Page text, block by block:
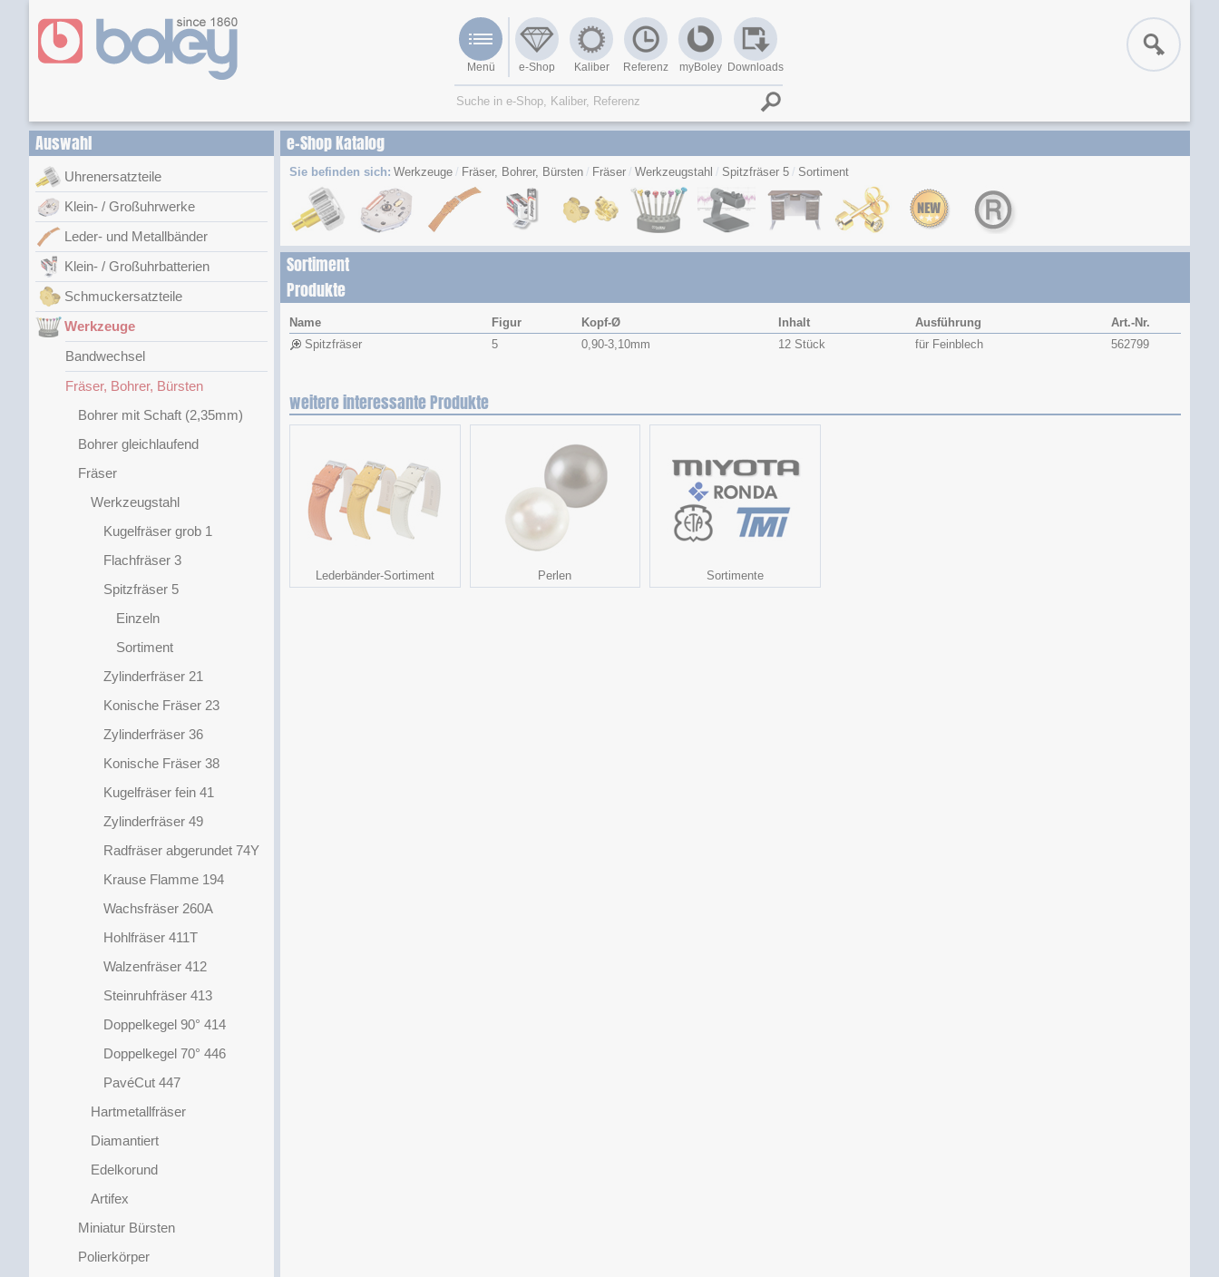
Menü e-Shop Kaliber Referenz myBoley Downloads
Auswahl
Uhrenersatzteile
Klein- / Großuhrwerke
Leder- und Metallbänder
Klein- / Großuhrbatterien
Schmuckersatzteile
Werkzeuge
Bandwechsel
Fräser, Bohrer, Bürsten
Bohrer mit Schaft (2,35mm)
Bohrer gleichlaufend
Fräser
Werkzeugstahl
Kugelfräser grob 1
Flachfräser 3
Spitzfräser 5
Einzeln
Sortiment
Zylinderfräser 21
Konische Fräser 23
Zylinderfräser 36
Konische Fräser 38
Kugelfräser fein 41
Zylinderfräser 49
Radfräser abgerundet 74Y
Krause Flamme 194
Wachsfräser 260A
Hohlfräser 411T
Walzenfräser 412
Steinruhfräser 413
Doppelkegel 90° 414
Doppelkegel 70° 446
PavéCut 447
Hartmetallfräser
Diamantiert
Edelkorund
Artifex
Miniatur Bürsten
Polierkörper
e-Shop Katalog
Sie befinden sich: Werkzeuge Fräser, Bohrer, Bürsten Fräser Werkzeugstahl Spitzfräser 5 Sortiment
Sortiment
Produkte
Name Figur Kopf-Ø Inhalt Ausführung
Art.-Nr.
Spitzfräser
5 0,90-3,10mm 12 Stück für Feinblech 562799
weitere interessante Produkte
Lederbänder-Sortiment Perlen Sortimente